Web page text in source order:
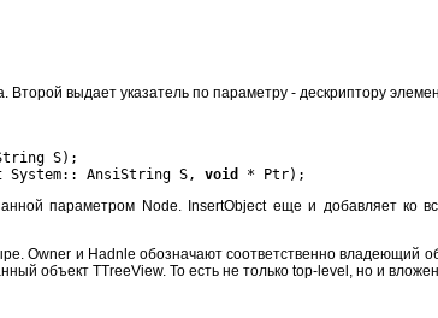
выдает указатель по параметру - дескриптору
S);
System:: AnsiString S, void
* Ptr);
параметром Node. InsertObject еще и добавляет ко
Owner и Hadnle обозначают соответственно владеющий
объект TTreeView. То есть не только top-level, но и